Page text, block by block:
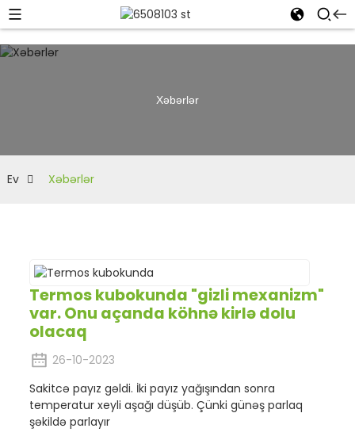
Xəbərlər
Ev Xəbərlər
Termos kubokunda "gizli mexanizm"
var. Onu açanda köhnə kirlə dolu
olacaq
26-10-2023
Sakitcə payız gəldi. İki payız yağışından sonra
temperatur xeyli aşağı düşüb. Çünki günəş parlaq
şəkildə parlayır